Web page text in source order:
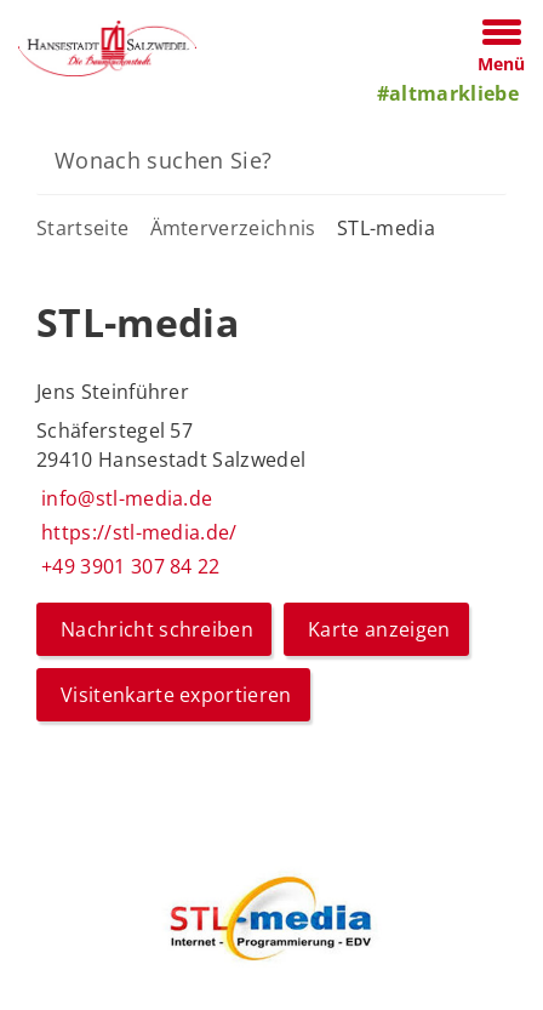
Menü
#altmarkliebe
Startseite Ämterverzeichnis STL-media
STL-media
Jens Steinführer
Schäferstegel 57
29410 Hansestadt Salzwedel
info@stl-media.de
https://stl-media.de/
+49 3901 307 84 22
Nachricht schreiben Karte anzeigen
Visitenkarte exportieren